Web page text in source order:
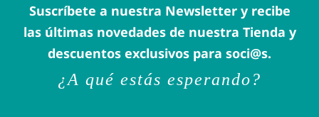
Suscríbete a nuestra Newsletter y recibe
las últimas novedades de nuestra Tienda y
descuentos exclusivos para soci@s.
¿A qué estás esperando?